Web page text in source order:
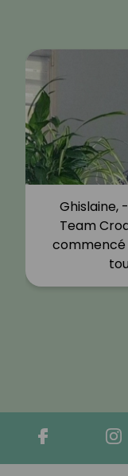
Ghislaine,
Team
commencé